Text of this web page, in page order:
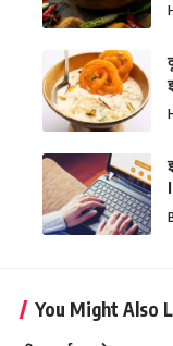
You Might Also